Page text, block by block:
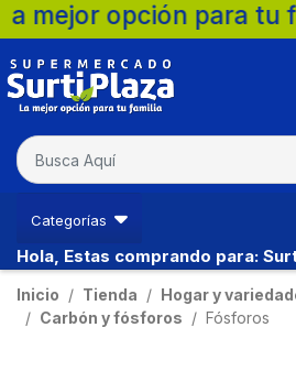
opción para tu
Categorías
Hola, Estas comprando para:
Inicio Tienda
Hogar y
Carbón y fósforos
Fósforos
Ventas Ibague
(57) 3213794333